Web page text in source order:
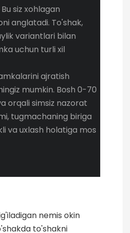
siz xohlagan
anglatadi. To'shak,
variantlari bilan
uchun turli xil
ajratish
mumkin. Bosh 0-70
orqali simsiz nazorat
tugmachaning biriga
va uxlash holatiga mos